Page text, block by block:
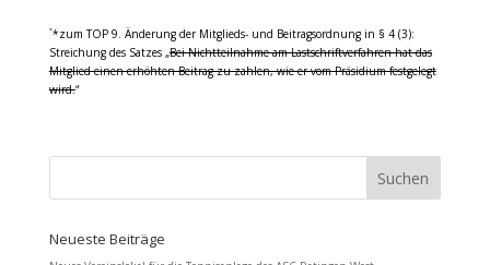
`*zum TOP 9. Änderung der Mitglieds- und Beitragsordnung in § 4 (3):
Streichung des Satzes „Bei Nichtteilnahme am Lastschriftverfahren hat das
Mitglied einen erhöhten Beitrag zu zahlen, wie er vom Präsidium festgelegt
wird.“
Neueste Beiträge